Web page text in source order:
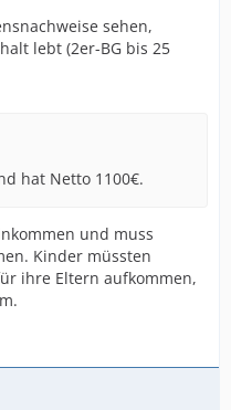
sehen,
lebt (2er-BG bis 25
hat Netto 1100€.
und muss
Kinder müssten
ihre Eltern aufkommen,